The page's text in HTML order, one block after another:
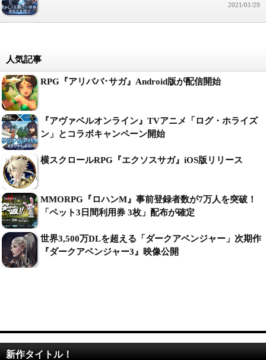
2021/01/29
人気記事
RPG『アリババ･サガ』Android版が配信開始
『アヴァベルオンライン』TVアニメ「ログ・ホライズ
ン」とコラボキャンペーン開始
横スクロールRPG『エクソスサガ』iOS版リリース
MMORPG『ロハンM』事前登録者数が7万人を突破！
「ペット3日間利用券 3枚」配布が確定
世界3,500万DLを超える「ダークアベンジャー」次期作
『ダークアベンジャー3』映像公開
新作タイトル！